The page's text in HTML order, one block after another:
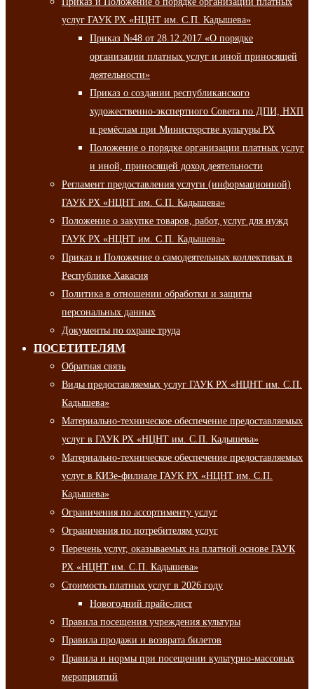
услуг ГАУК РХ «НЦНТ им. С.П. Кадышева»
Приказ №48 от 28.12.2017 «О порядке
организации платных услуг и иной приносящей
деятельности»
Приказ о создании республиканского
художественно-экспертного Совета по ДПИ, НХП
и ремёслам при Министерстве культуры РХ
Положение о порядке организации платных услуг
и иной, приносящей доход деятельности
Регламент предоставления услуги (информационной)
ГАУК РХ «НЦНТ им. С.П. Кадышева»
Положение о закупке товаров, работ, услуг для нужд
ГАУК РХ «НЦНТ им. С.П. Кадышева»
Приказ и Положение о самодеятельных коллективах в
Республике Хакасия
Политика в отношении обработки и защиты
персональных данных
Документы по охране труда
ПОСЕТИТЕЛЯМ
Обратная связь
Виды предоставляемых услуг ГАУК РХ «НЦНТ им. С.П.
Кадышева»
Материально-техническое обеспечение предоставляемых
услуг в ГАУК РХ «НЦНТ им. С.П. Кадышева»
Материально-техническое обеспечение предоставляемых
услуг в КИЗе-филиале ГАУК РХ «НЦНТ им. С.П.
Кадышева»
Ограничения по ассортименту услуг
Ограничения по потребителям услуг
Перечень услуг, оказываемых на платной основе ГАУК
РХ «НЦНТ им. С.П. Кадышева»
Стоимость платных услуг в 2026 году
Новогодний прайс-лист
Правила посещения учреждения культуры
Правила продажи и возврата билетов
Правила и нормы при посещении культурно-массовых
мероприятий